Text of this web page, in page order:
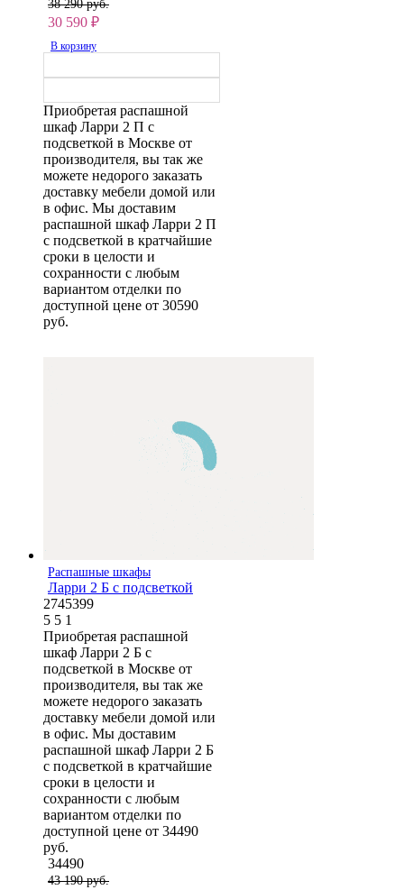
38 290 руб.
30 590 ₽
В корзину
Приобретая распашной
шкаф Ларри 2 П с
подсветкой в Москве от
производителя, вы так же
можете недорого заказать
доставку мебели домой или
в офис. Мы доставим
распашной шкаф Ларри 2 П
с подсветкой в кратчайшие
сроки в целости и
сохранности с любым
вариантом отделки по
доступной цене от 30590
руб.
Распашные шкафы
Ларри 2 Б с подсветкой
2745399
5 5 1
Приобретая распашной
шкаф Ларри 2 Б с
подсветкой в Москве от
производителя, вы так же
можете недорого заказать
доставку мебели домой или
в офис. Мы доставим
распашной шкаф Ларри 2 Б
с подсветкой в кратчайшие
сроки в целости и
сохранности с любым
вариантом отделки по
доступной цене от 34490
руб.
34490
43 190 руб.